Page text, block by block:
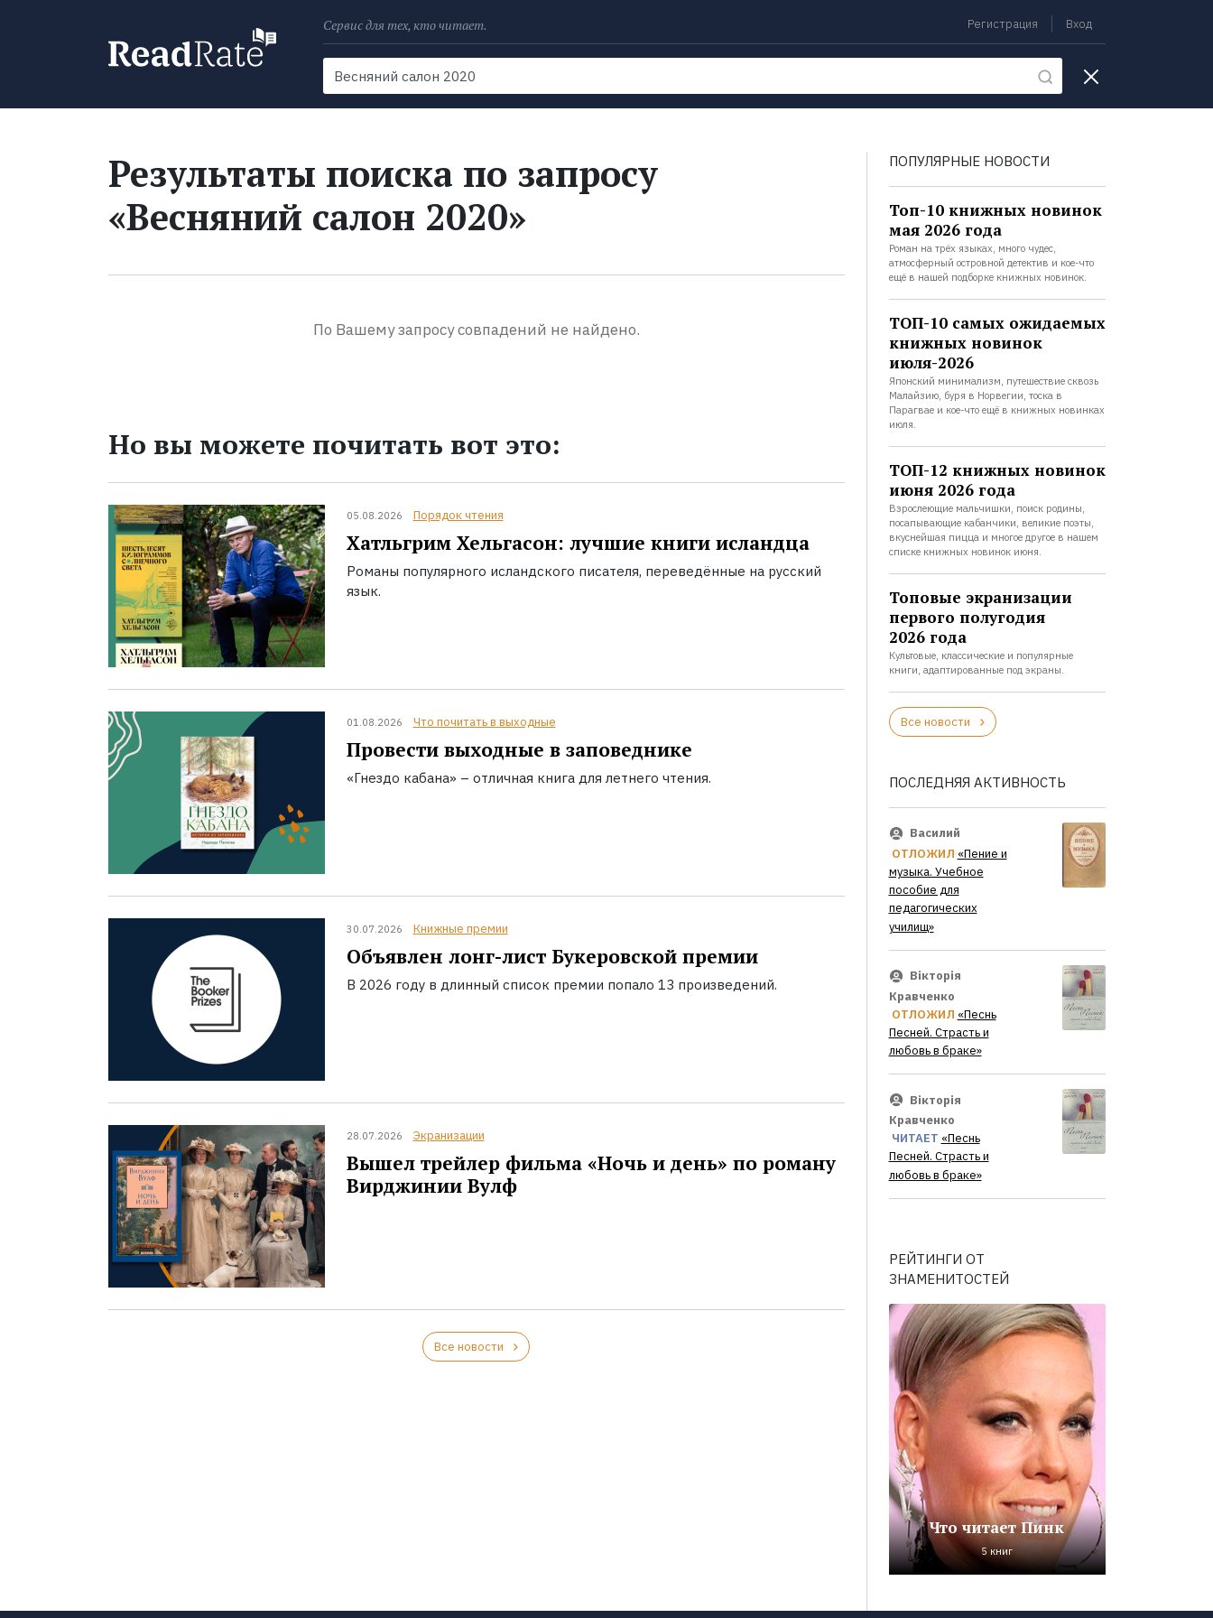
Сервис для тех, кто читает. Регистрация Вход
Поиск
Новости Рейтинги
Результаты поиска по запросу
«Весняний салон 2020»
По Вашему запросу совпадений не найдено.
Но вы можете почитать вот это:
05.08.2026 Порядок чтения
Хатльгрим Хельгасон: лучшие книги исландца
Романы популярного исландского писателя, переведённые на русский
язык.
01.08.2026 Что почитать в выходные
Провести выходные в заповеднике
«Гнездо кабана» – отличная книга для летнего чтения.
30.07.2026 Книжные премии
Объявлен лонг-лист Букеровской премии
В 2026 году в длинный список премии попало 13 произведений.
28.07.2026 Экранизации
Вышел трейлер фильма «Ночь и день» по роману
Вирджинии Вулф
Все новости
ПОПУЛЯРНЫЕ НОВОСТИ
Топ-10 книжных новинок
мая 2026 года
Роман на трёх языках, много чудес,
атмосферный островной детектив и кое-что
ещё в нашей подборке книжных новинок.
ТОП-10 самых ожидаемых
книжных новинок
июля-2026
Японский минимализм, путешествие сквозь
Малайзию, буря в Норвегии, тоска в
Парагвае и кое-что ещё в книжных новинках
июля.
ТОП-12 книжных новинок
июня 2026 года
Взрослеющие мальчишки, поиск родины,
посапывающие кабанчики, великие поэты,
вкуснейшая пицца и многое другое в нашем
списке книжных новинок июня.
Топовые экранизации
первого полугодия
2026 года
Культовые, классические и популярные
книги, адаптированные под экраны.
Все новости
ПОСЛЕДНЯЯ АКТИВНОСТЬ
Василий
ОТЛОЖИЛ «Пение и
музыка. Учебное
пособие для
педагогических
училищ»
Вікторія
Кравченко
ОТЛОЖИЛ «Песнь
Песней. Страсть и
любовь в браке»
Вікторія
Кравченко
ЧИТАЕТ «Песнь
Песней. Страсть и
любовь в браке»
РЕЙТИНГИ ОТ
ЗНАМЕНИТОСТЕЙ
Что читает Пинк
5 книг